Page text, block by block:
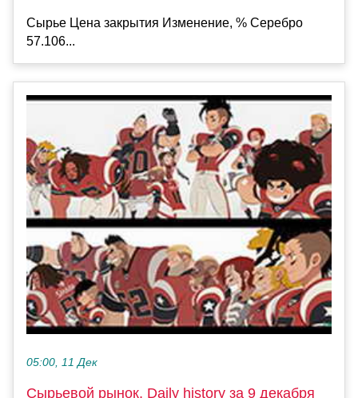
Сырье Цена закрытия Изменение, % Серебро
57.106...
05:00, 11 Дек
Сырьевой рынок, Daily history за 9 декабря